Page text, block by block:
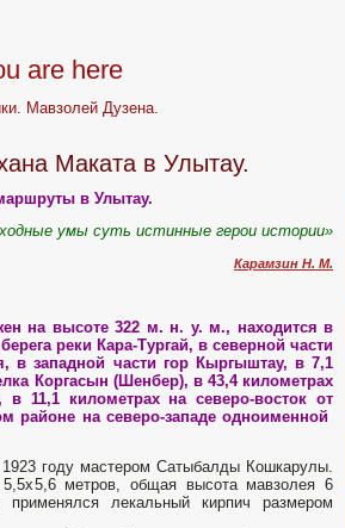
are here
Мавзолей Дузена.
Маката в Улытау.
в Улытау.
умы суть истинные герои истории»
Карамзин Н. М.
на высоте 322 м. н. у. м., находится в
реки Кара-Тургай, в северной части
в западной части гор Кыргыштау, в 7,1
Коргасын (Шенбер), в 43,4 километрах
11,1 километрах на северо-восток от
районе на северо-западе одноименной
году мастером Сатыбалды Кошкарулы.
метров, общая высота мавзолея 6
лекальный кирпич размером